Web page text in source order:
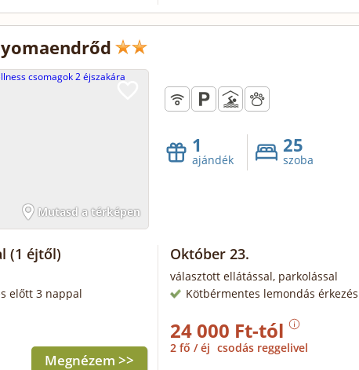
Mutasd a térképen
1
ajándék
25
szoba
(1 éjtől)
előtt 3 nappal
Megnézem >>
Október 23.
választott ellátással, parkolással
Kötbérmentes lemondás
24 000 Ft-tól
2 fő / éj csodás reggelivel